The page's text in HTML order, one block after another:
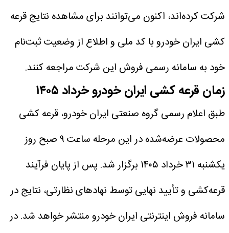
شرکت کرده‌اند، اکنون می‌توانند برای مشاهده نتایج قرعه
کشی ایران خودرو با کد ملی و اطلاع از وضعیت ثبت‌نام
خود به سامانه رسمی فروش این شرکت مراجعه کنند.
زمان قرعه کشی ایران خودرو خرداد ۱۴۰۵
طبق اعلام رسمی گروه صنعتی ایران خودرو، قرعه کشی
محصولات عرضه‌شده در این مرحله ساعت ۹ صبح روز
یکشنبه ۳۱ خرداد ۱۴۰۵ برگزار شد. پس از پایان فرآیند
قرعه‌کشی و تأیید نهایی توسط نهادهای نظارتی، نتایج در
سامانه فروش اینترنتی ایران خودرو منتشر خواهد شد.در